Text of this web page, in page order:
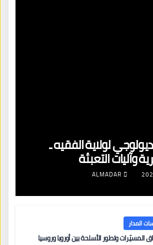
لولاية الفقيه ـ
وآليات التعبئة
ALMADAR
المدار
المسيّرات وتطور الأسلحة بين أوروبا وروسيا